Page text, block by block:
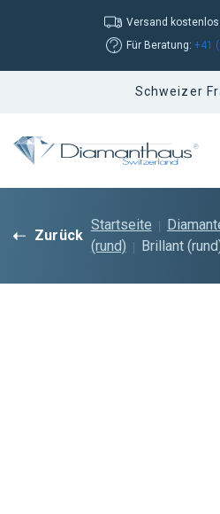
Versand
Für Beratung: +41
Zurück
Startseite
(rund)
Brillant